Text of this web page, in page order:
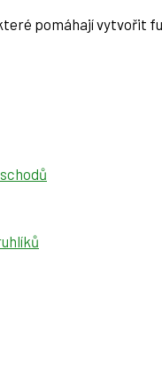
pomáhají vytvořit